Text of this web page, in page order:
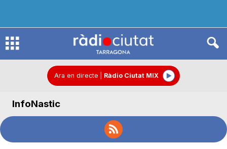
R
d
Ara en directe Ràdio Ciutat MIX
InfoNastic